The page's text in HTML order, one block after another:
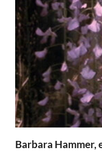
Barbara Hammer,